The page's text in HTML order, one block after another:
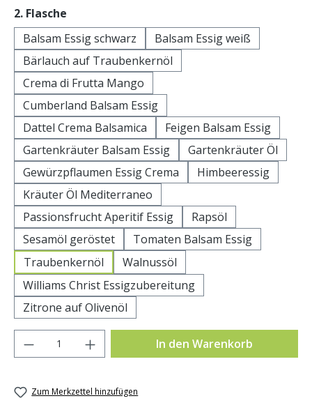
2. Flasche
Balsam Essig schwarz
Balsam Essig weiß
Bärlauch auf Traubenkernöl
Crema di Frutta Mango
Cumberland Balsam Essig
Dattel Crema Balsamica
Feigen Balsam Essig
Gartenkräuter Balsam Essig
Gartenkräuter Öl
Gewürzpflaumen Essig Crema
Himbeeressig
Kräuter Öl Mediterraneo
Passionsfrucht Aperitif Essig
Rapsöl
Sesamöl geröstet
Tomaten Balsam Essig
Traubenkernöl
Walnussöl
Williams Christ Essigzubereitung
Zitrone auf Olivenöl
Produkt Anzahl: Gib den gewünschten
In den Warenkorb
Zum Merkzettel hinzufügen